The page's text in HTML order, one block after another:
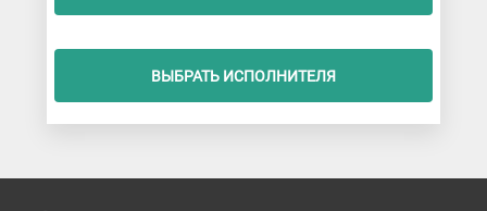
ВЫБРАТЬ ИСПОЛНИТЕЛЯ